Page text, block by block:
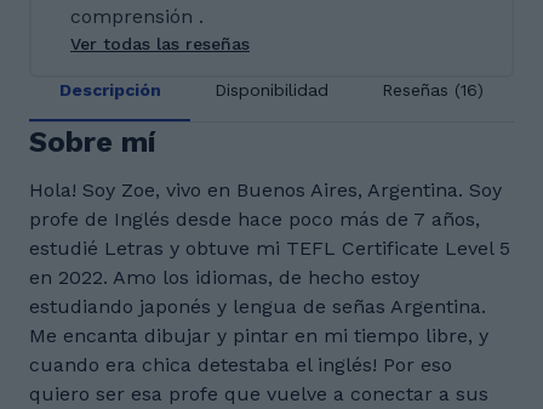
comprensión .
Ver todas las reseñas
Descripción Disponibilidad Reseñas (16)
Sobre mí
Hola! Soy Zoe, vivo en Buenos Aires, Argentina. Soy
profe de Inglés desde hace poco más de 7 años,
estudié Letras y obtuve mi TEFL Certificate Level 5
en 2022. Amo los idiomas, de hecho estoy
estudiando japonés y lengua de señas Argentina.
Me encanta dibujar y pintar en mi tiempo libre, y
cuando era chica detestaba el inglés! Por eso
quiero ser esa profe que vuelve a conectar a sus